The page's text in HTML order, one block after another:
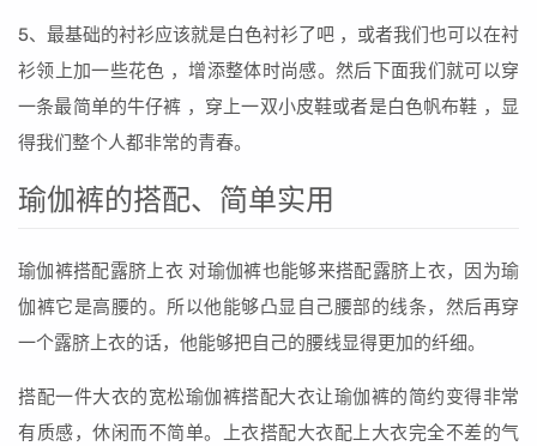
5、最基础的衬衫应该就是白色衬衫了吧 ，或者我们也可以在衬
衫领上加一些花色 ，增添整体时尚感。然后下面我们就可以穿
一条最简单的牛仔裤 ，穿上一双小皮鞋或者是白色帆布鞋 ，显
得我们整个人都非常的青春。
瑜伽裤的搭配、简单实用
瑜伽裤搭配露脐上衣 对瑜伽裤也能够来搭配露脐上衣，因为瑜
伽裤它是高腰的。所以他能够凸显自己腰部的线条，然后再穿
一个露脐上衣的话，他能够把自己的腰线显得更加的纤细。
搭配一件大衣的宽松瑜伽裤搭配大衣让瑜伽裤的简约变得非常
有质感，休闲而不简单。上衣搭配大衣配上大衣完全不差的气